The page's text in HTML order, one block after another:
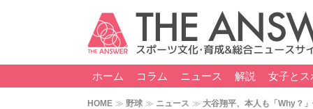
ホーム コラム ニュース 解説 女子とス
HOME 野球 ニュース 大谷翔平、本人も「Why？